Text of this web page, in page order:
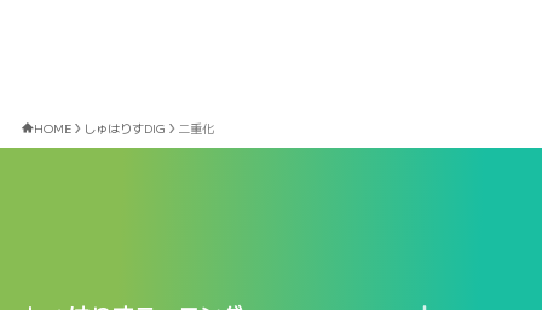
HOME しゅはりすDIG 二重化